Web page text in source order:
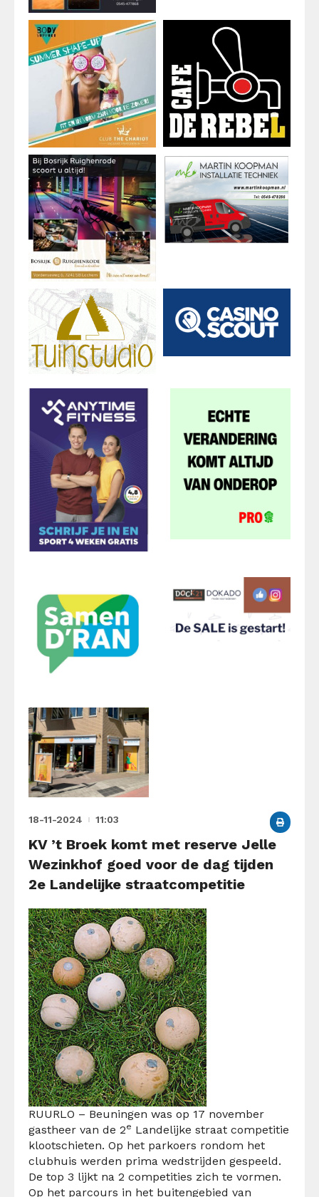
18-11-2024 11:03
KV ’t Broek komt met reserve Jelle
Wezinkhof goed voor de dag tijden
2e Landelijke straatcompetitie
RUURLO – Beuningen was op 17 november
gastheer van de 2e Landelijke straat competitie
klootschieten. Op het parkoers rondom het
clubhuis werden prima wedstrijden gespeeld.
De top 3 lijkt na 2 competities zich te vormen.
Op het parcours in het buitengebied van